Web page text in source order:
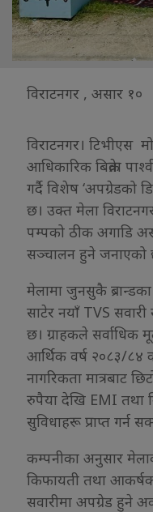
विराटनगर , असार १०
विराटनगर। टिभीएस
आधिकारिक बिक्रेता
गर्दै विशेष ‘अपग्रेडको
छ। उक्त मेला
पम्पको ठीक अगाडि
सञ्चालन हुने जनाएको
मेलामा जुनसुकै
साटेर नयाँ TVS
छ। ग्राहकले
आर्थिक वर्ष २०८३/८४
नागरिकता मात्रबाट
रुपैया देखि EMI तथा
सुविधाहरू प्राप्त गर्न
कम्पनीका अनुसार
किफायती तथा
सवारीमा अपग्रेड हुने